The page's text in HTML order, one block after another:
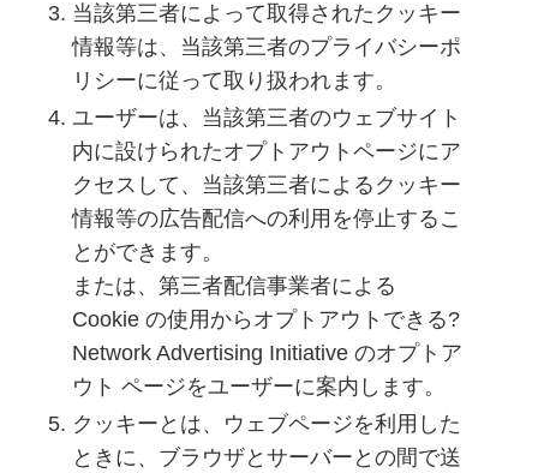
当該第三者によって取得されたクッキー
情報等は、当該第三者のプライバシーポ
リシーに従って取り扱われます。
ユーザーは、当該第三者のウェブサイト
内に設けられたオプトアウトページにア
クセスして、当該第三者によるクッキー
情報等の広告配信への利用を停止するこ
とができます。
または、第三者配信事業者による
Cookie の使用からオプトアウトできる?
Network Advertising Initiative のオプトア
ウト ページをユーザーに案内します。
クッキーとは、ウェブページを利用した
ときに、ブラウザとサーバーとの間で送